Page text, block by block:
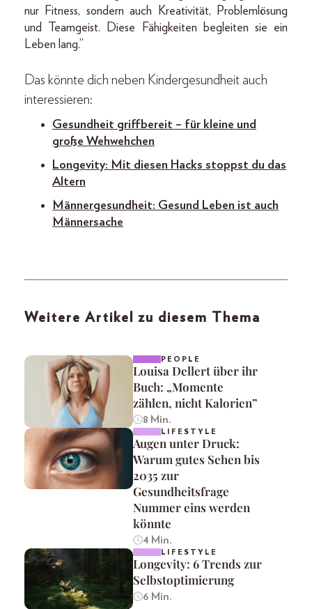
nur Fitness, sondern auch Kreativität, Problemlösung
und Teamgeist. Diese Fähigkeiten begleiten sie ein
Leben lang.”
Das könnte dich neben Kindergesundheit auch
interessieren:
Gesundheit griffbereit – für kleine und
große Wehwehchen
Longevity: Mit diesen Hacks stoppst du das
Altern
Männergesundheit: Gesund Leben ist auch
Männersache
Weitere Artikel zu diesem Thema
PEOPLE
Louisa Dellert über ihr
Buch: „Momente
zählen, nicht Kalorien”
8 Min.
LIFESTYLE
Augen unter Druck:
Warum gutes Sehen bis
2035 zur
Gesundheitsfrage
Nummer eins werden
könnte
4 Min.
LIFESTYLE
Longevity: 6 Trends zur
Selbstoptimierung
6 Min.